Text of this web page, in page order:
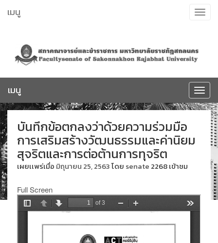
ไป
Toggle
เมนู
Toggle
เมนู
บันทึกข้อตกลงว่าด้วยความร่วมมือ
การเสริมสร้างวัฒนธรรมและค่านิยม
สุจริตและการต่อต้านการทุจริต
เผยเเพร่เมื่อ มิถุนายน 25, 2563โดย senate 2268 เข้าชม
Full Screen